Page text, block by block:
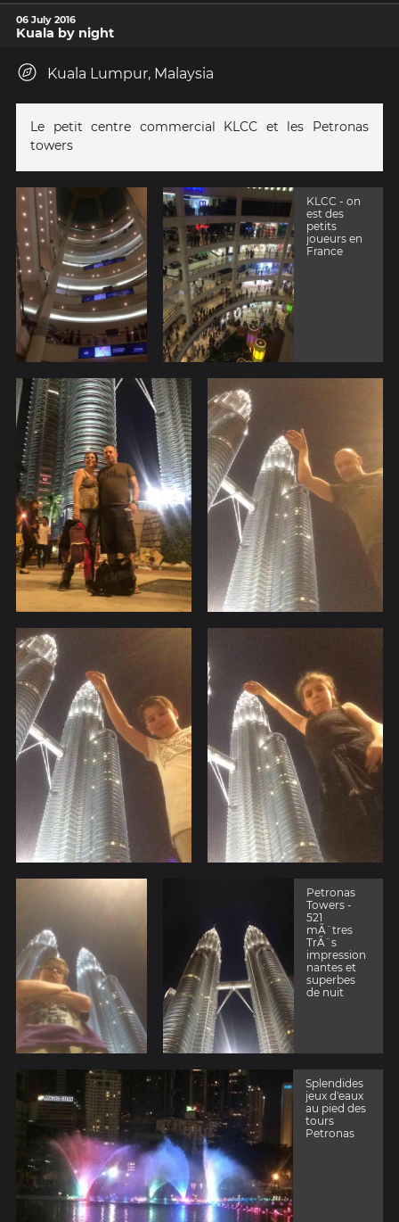
06 July 2016
Kuala by night
Kuala Lumpur, Malaysia
Le petit centre commercial KLCC et les Petronas
towers
KLCC - on
est des
petits
joueurs en
France
Petronas
Towers -
521
mÃ¨tres
TrÃ¨s
impression
nantes et
superbes
de nuit
Splendides
jeux d'eaux
au pied des
tours
Petronas